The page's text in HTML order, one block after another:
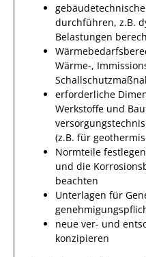
durchführen, z.B.
Belastungen
Wärme-,
erforderliche
Werkstoffe und
(z.B. für
Normteile
und die
beachten
Unterlagen für
neue ver- und
konzipieren